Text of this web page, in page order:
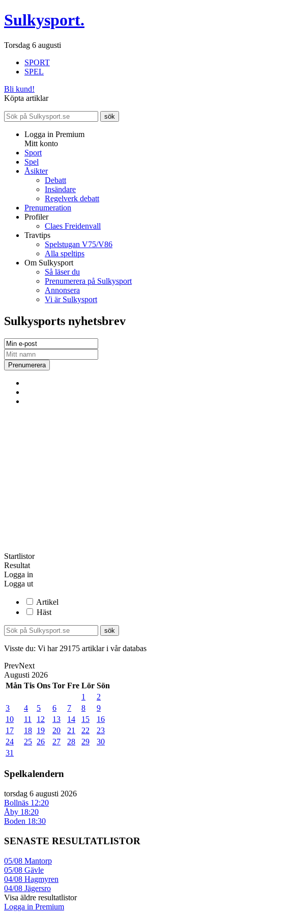
Sulkysport.
Torsdag 6 augusti
SPORT
SPEL
Bli kund!
Köpta artiklar
Logga in Premium
Mitt konto
Sport
Spel
Åsikter
Debatt
Insändare
Regelverk debatt
Prenumeration
Profiler
Claes Freidenvall
Travtips
Spelstugan V75/V86
Alla speltips
Om Sulkysport
Så läser du
Prenumerera på Sulkysport
Annonsera
Vi är Sulkysport
Sulkysports nyhetsbrev
Startlistor
Resultat
Logga in
Logga ut
Artikel
Häst
Visste du: Vi har 29175 artiklar i vår databas
PrevNext
Augusti 2026
Mån Tis Ons Tor Fre Lör Sön
1
2
3
4 5 6 7 8
9
10
11 12 13 14 15
16
17
18 19 20 21 22
23
24
25 26 27 28 29
30
31
Spelkalendern
torsdag 6 augusti 2026
Bollnäs 12:20
Åby 18:20
Boden 18:30
SENASTE RESULTATLISTOR
05/08 Mantorp
05/08 Gävle
04/08 Hagmyren
04/08 Jägersro
Visa äldre resultatlistor
Logga in Premium